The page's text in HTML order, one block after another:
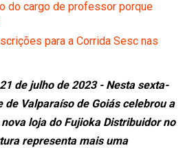
do cargo de professor porque
para a Corrida Sesc nas
de julho de 2023 - Nesta sexta-
de Valparaíso de Goiás celebrou a
loja do Fujioka Distribuidor no
representa mais uma